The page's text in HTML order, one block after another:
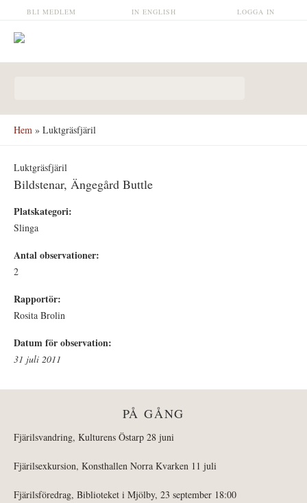
Hoppa till huvudinnehåll LOGGA IN
IN ENGLISH
BLI MEDLEM
Hem » Luktgräsfjäril
Luktgräsfjäril
Bildstenar, Ängegård Buttle
Platskategori:
Slinga
Antal observationer:
2
Rapportör:
Rosita Brolin
Datum för observation:
31 juli 2011
PÅ GÅNG
Fjärilsvandring, Kulturens Östarp 28 juni
Fjärilsexkursion, Konsthallen Norra Kvarken 11 juli
Fjärilsföredrag, Biblioteket i Mjölby, 23 september 18:00